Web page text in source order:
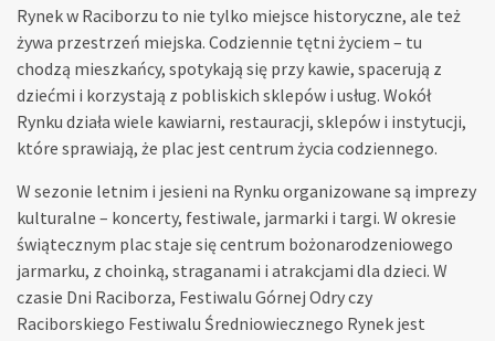
Rynek w Raciborzu to nie tylko miejsce historyczne, ale też
żywa przestrzeń miejska. Codziennie tętni życiem – tu
chodzą mieszkańcy, spotykają się przy kawie, spacerują z
dziećmi i korzystają z pobliskich sklepów i usług. Wokół
Rynku działa wiele kawiarni, restauracji, sklepów i instytucji,
które sprawiają, że plac jest centrum życia codziennego.
W sezonie letnim i jesieni na Rynku organizowane są imprezy
kulturalne – koncerty, festiwale, jarmarki i targi. W okresie
świątecznym plac staje się centrum bożonarodzeniowego
jarmarku, z choinką, straganami i atrakcjami dla dzieci. W
czasie Dni Raciborza, Festiwalu Górnej Odry czy
Raciborskiego Festiwalu Średniowiecznego Rynek jest